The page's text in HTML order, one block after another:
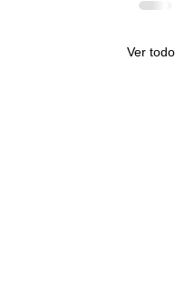
Ver todo